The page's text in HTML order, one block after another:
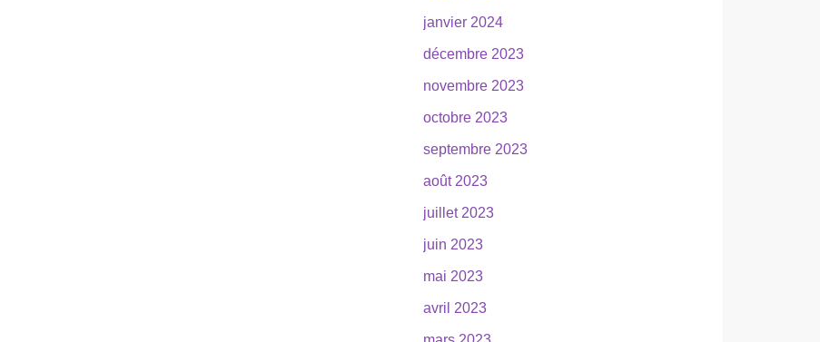
janvier 2024
décembre 2023
novembre 2023
octobre 2023
septembre 2023
août 2023
juillet 2023
juin 2023
mai 2023
avril 2023